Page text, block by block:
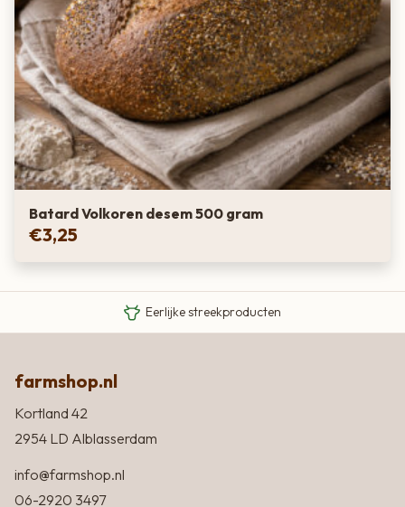
Batard Volkoren desem 500 gram
€3,25
Eigen Limousin runderen
Eerlijke streekproducten
farmshop.nl
Kortland 42
2954 LD Alblasserdam
info@farmshop.nl
06-2920 3497